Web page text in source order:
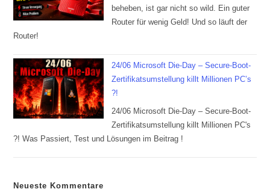
beheben, ist gar nicht so wild. Ein guter
Router für wenig Geld! Und so läuft der
Router!
24/06 Microsoft Die-Day – Secure-Boot-
Zertifikatsumstellung killt Millionen PC’s
?!
24/06 Microsoft Die-Day – Secure-Boot-
Zertifikatsumstellung killt Millionen PC's
?! Was Passiert, Test und Lösungen im Beitrag !
Neueste Kommentare